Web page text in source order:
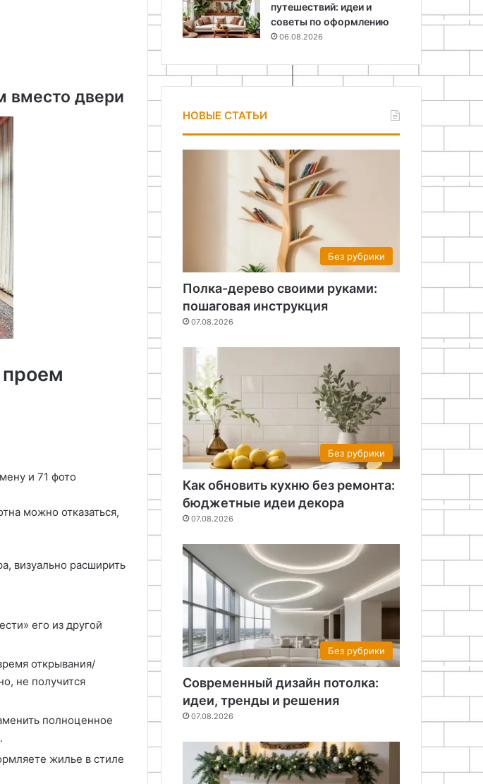
вместо двери
можно отказаться,
визуально расширить
его из другой
открывания/
не получится
полноценное
жилье в стиле
путешествий: идеи и
советы по оформлению
06.08.2026
НОВЫЕ СТАТЬИ
Без рубрики
Полка-дерево своими руками:
пошаговая инструкция
07.08.2026
Без рубрики
Как обновить кухню без ремонта:
бюджетные идеи декора
07.08.2026
Без рубрики
Современный дизайн потолка:
идеи, тренды и решения
07.08.2026